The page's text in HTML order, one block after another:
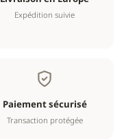
Expédition suivie
Paiement sécurisé
Transaction protégée